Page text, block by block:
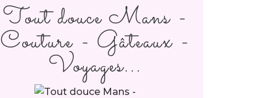
Tout douce Mans -
Couture - Gâteaux -
Voyages...